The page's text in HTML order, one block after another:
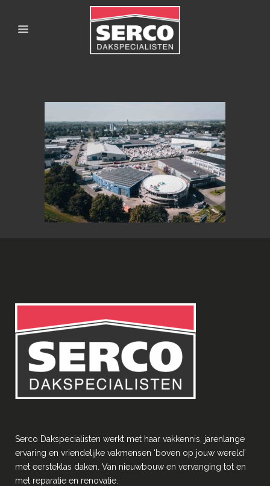
Serco Dakspecialisten werkt met haar vakkennis, jarenlange
ervaring en vriendelĳke vakmensen ‘boven op jouw wereld’
met eersteklas daken. Van nieuwbouw en vervanging tot en
met reparatie en renovatie.